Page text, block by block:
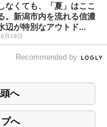
なくても、「夏」はここ
。新潟市内を流れる信濃
辺が特別なアウトド...
月19日
Recommended by
へ
へ